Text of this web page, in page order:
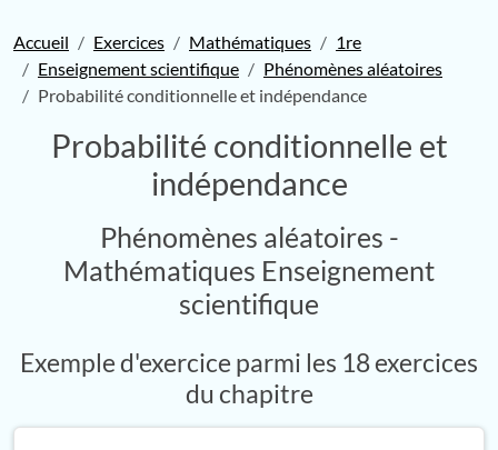
Accueil Exercices Mathématiques
1re
Enseignement scientifique
Phénomènes aléatoires
Probabilité conditionnelle et indépendance
Probabilité conditionnelle et
indépendance
Phénomènes aléatoires -
Mathématiques Enseignement
scientifique
Exemple d'exercice parmi les 18 exercices
du chapitre